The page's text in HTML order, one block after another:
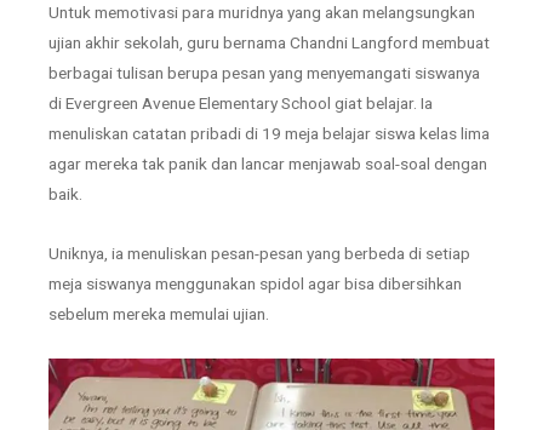
Untuk memotivasi para muridnya yang akan melangsungkan
ujian akhir sekolah, guru bernama Chandni Langford membuat
berbagai tulisan berupa pesan yang menyemangati siswanya
di Evergreen Avenue Elementary School giat belajar. Ia
menuliskan catatan pribadi di 19 meja belajar siswa kelas lima
agar mereka tak panik dan lancar menjawab soal-soal dengan
baik.
Uniknya, ia menuliskan pesan-pesan yang berbeda di setiap
meja siswanya menggunakan spidol agar bisa dibersihkan
sebelum mereka memulai ujian.